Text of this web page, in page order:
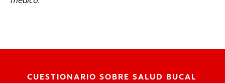
CUESTIONARIO SOBRE SALUD BUCAL